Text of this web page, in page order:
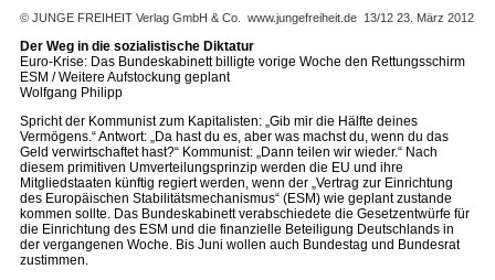
© JUNGE FREIHEIT Verlag GmbH & Co. www.jungefreiheit.de 13/12 23. März 2012
Der Weg in die sozialistische Diktatur
Euro-Krise: Das Bundeskabinett billigte vorige Woche den Rettungsschirm
ESM / Weitere Aufstockung geplant
Wolfgang Philipp
Spricht der Kommunist zum Kapitalisten: „Gib mir die Hälfte deines
Vermögens.“ Antwort: „Da hast du es, aber was machst du, wenn du das
Geld verwirtschaftet hast?“ Kommunist: „Dann teilen wir wieder.“ Nach
diesem primitiven Umverteilungsprinzip werden die EU und ihre
Mitgliedstaaten künftig regiert werden, wenn der „Vertrag zur Einrichtung
des Europäischen Stabilitätsmechanismus“ (ESM) wie geplant zustande
kommen sollte. Das Bundeskabinett verabschiedete die Gesetzentwürfe für
die Einrichtung des ESM und die finanzielle Beteiligung Deutschlands in
der vergangenen Woche. Bis Juni wollen auch Bundestag und Bundesrat
zustimmen.